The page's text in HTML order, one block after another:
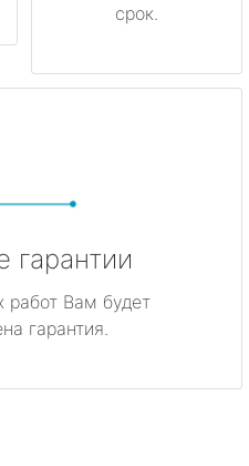
срок.
гарантии
работ Вам будет
гарантия.